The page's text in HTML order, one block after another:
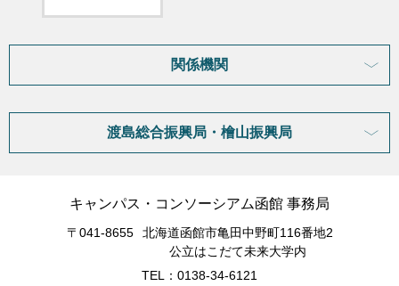
関係機関
渡島総合振興局・檜山振興局
キャンパス・コンソーシアム函館 事務局
〒041-8655
北海道函館市亀田中野町116番地2
公立はこだて未来大学内
TEL：0138-34-6121